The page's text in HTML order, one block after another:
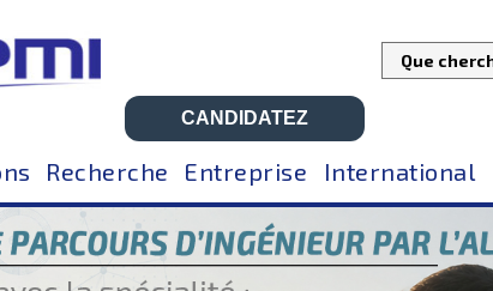
CANDIDATEZ
Recherche Entreprise International